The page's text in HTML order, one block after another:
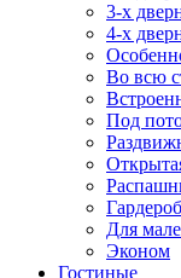
3-х
4-х
Во всю
Под
Гардероб
Для
Эконом
Гостиные